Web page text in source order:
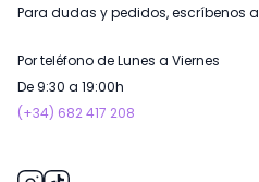
Para dudas y pedidos, escríbenos a
Por teléfono de Lunes a Viernes
De 9:30 a 19:00h
(+34) 682 417 208